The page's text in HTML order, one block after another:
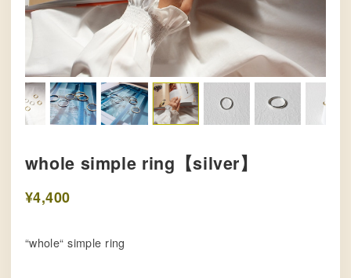
whole simple ring【silver】
¥4,400
“whole“ simple ring